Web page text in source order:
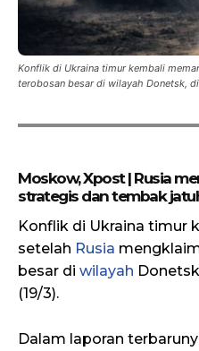
Konflik di Ukraina timur kembali
terobosan besar di wilayah Donetsk,
Moskow, Xpost | Rusia
strategis dan tembak
Konflik di Ukraina timur
setelah Rusia
besar di wilayah
(19/3).
Dalam laporan